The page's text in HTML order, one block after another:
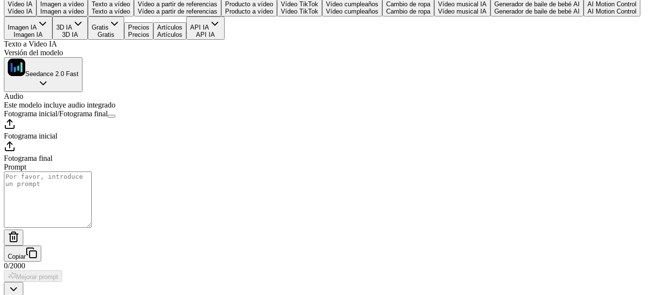
Vídeo IA
Vídeo IA
Imagen a vídeo
Imagen a vídeo
Texto a vídeo
Texto a vídeo
Vídeo a partir de referencias
Vídeo a partir de referencias
Producto a vídeo
Producto a vídeo
Vídeo TikTok
Vídeo TikTok
Vídeo cumpleaños
Vídeo cumpleaños
Cambio de ropa
Cambio de ropa
Vídeo musical IA
Vídeo musical IA
Generador de baile de bebé AI
Generador de baile de bebé AI
AI Motion Control
AI Motion Control
Imagen IA
Imagen IA
3D IA
3D IA
Gratis
Gratis
Precios
Precios
Artículos
Artículos
API IA
API IA
Texto a Video IA
Versión del modelo
Seedance 2.0 Fast
Audio
Este modelo incluye audio integrado
Fotograma inicial/Fotograma final
Fotograma inicial
Fotograma final
Prompt
Copiar
0/2000
Mejorar prompt